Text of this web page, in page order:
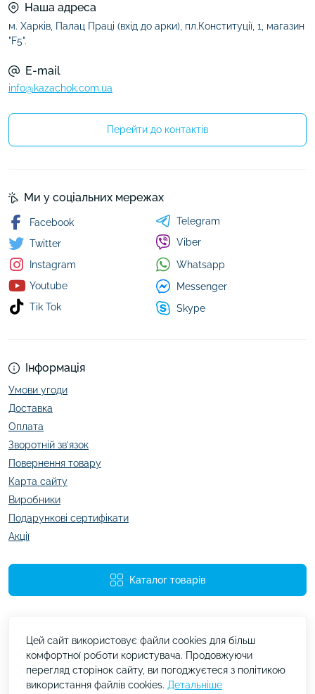
Наша адреса
м. Харків, Палац Праці (вхід до арки), пл.Конституції, 1, магазин
"F5".
E-mail
info@kazachok.com.ua
Перейти до контактів
Інформація
Умови угоди
Доставка
Оплата
Зворотній зв’язок
Повернення товару
Карта сайту
Виробники
Подарункові сертифікати
Акції
Каталог товарів
Ми у соціальних мережах
Facebook
Twitter
Instagram
Youtube
Tik Tok
Telegram
Viber
Whatsapp
Messenger
Skype
kazachok.com.ua © 2026
Цей сайт використовує файли cookies для більш
комфортної роботи користувача. Продовжуючи
перегляд сторінок сайту, ви погоджуєтеся з політикою
використання файлів cookies. Детальніше